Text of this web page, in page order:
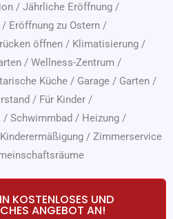
/ Jährliche Eröffnung /
/ Eröffnung zu Ostern /
öffnen / Klimatisierung /
/ Wellness-Zentrum /
Küche / Garage / Garten /
/ Für Kinder /
/ Schwimmbad / Heizung /
Kinderermäßigung / Zimmerservice
KOSTENLOSES UND
ANGEBOT AN!